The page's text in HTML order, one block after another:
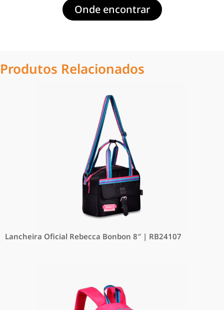
Onde encontrar
Produtos Relacionados
Lancheira Oficial Rebecca Bonbon 8″ | RB24107